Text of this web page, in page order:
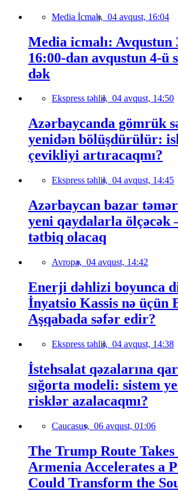
Media İcmalı, 04 avqust, 16:04
Media icmalı: Avqustun
16:00-dan avqustun 4-ü
dək
Ekspress təhlil, 04 avqust, 14:50
Azərbaycanda gömrük
yenidən bölüşdürülür:
çevikliyi artıracaqmı?
Ekspress təhlil, 04 avqust, 14:45
Azərbaycan bazar
yeni qaydalarla ölçəcək
tətbiq olacaq
Avropa, 04 avqust, 14:42
Enerji dəhlizi boyunca
İnyatsio Kassis nə üçün
Aşqabada səfər edir?
Ekspress təhlil, 04 avqust, 14:38
İstehsalat qəzalarına
sığorta modeli: sistem
risklər azalacaqmı?
Caucasus, 06 avqust, 01:06
The Trump Route Takes
Armenia Accelerates a
Could Transform the